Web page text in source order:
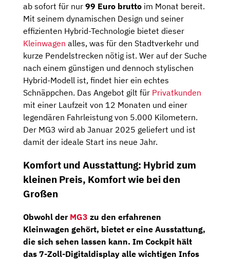
ab sofort für nur 99 Euro brutto im Monat bereit.
Mit seinem dynamischen Design und seiner
effizienten Hybrid-Technologie bietet dieser
Kleinwagen alles, was für den Stadtverkehr und
kurze Pendelstrecken nötig ist. Wer auf der Suche
nach einem günstigen und dennoch stylischen
Hybrid-Modell ist, findet hier ein echtes
Schnäppchen. Das Angebot gilt für Privatkunden
mit einer Laufzeit von 12 Monaten und einer
legendären Fahrleistung von 5.000 Kilometern.
Der MG3 wird ab Januar 2025 geliefert und ist
damit der ideale Start ins neue Jahr.
Komfort und Ausstattung: Hybrid zum
kleinen Preis, Komfort wie bei den
Großen
Obwohl der MG3 zu den erfahrenen
Kleinwagen gehört, bietet er eine Ausstattung,
die sich sehen lassen kann. Im Cockpit hält
das 7-Zoll-Digitaldisplay alle wichtigen Infos